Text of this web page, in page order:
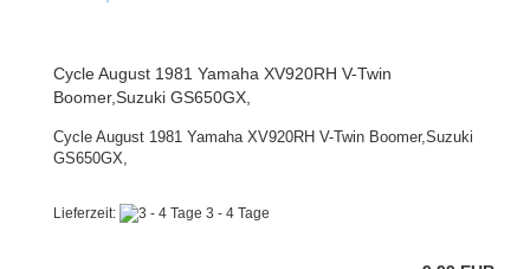
Cycle August 1981 Yamaha XV920RH V-Twin
Boomer,Suzuki GS650GX,
Cycle August 1981 Yamaha XV920RH V-Twin Boomer,Suzuki
GS650GX,
Lieferzeit: 3 - 4 Tage